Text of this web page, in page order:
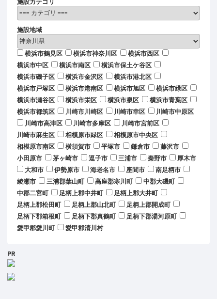
施設地域
横浜市鶴見区 横浜市神奈川区
横浜市西区
横浜市中区
横浜市南区
横浜市保土ケ谷区
横浜市磯子区
横浜市金沢区
横浜市港北区
横浜市戸塚区
横浜市港南区 横浜市旭区
横浜市緑区
横浜市瀬谷区
横浜市栄区 横浜市泉区
横浜市青葉区
横浜市都筑区
川崎市川崎区 川崎市幸区
川崎市中原区
川崎市高津区
川崎市多摩区
川崎市宮前区
川崎市麻生区
相模原市緑区
相模原市中央区
相模原市南区
横須賀市 平塚市 鎌倉市
藤沢市
小田原市
茅ヶ崎市 逗子市 三浦市 秦野市
厚木市
大和市
伊勢原市 海老名市 座間市
南足柄市
綾瀬市
三浦郡葉山町 高座郡寒川町
中郡大磯町
中郡二宮町
足柄上郡中井町
足柄上郡大井町
足柄上郡松田町
足柄上郡山北町
足柄上郡開成町
足柄下郡箱根町
足柄下郡真鶴町
足柄下郡湯河原町
愛甲郡愛川町
愛甲郡清川村
PR